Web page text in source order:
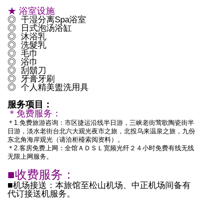
★ 浴室设施
◎ 干湿分离Spa浴室
◎ 日式泡汤浴缸
◎ 沐浴乳
◎ 洗髮乳
◎ 毛巾
◎ 浴巾
◎ 刮鬍刀
◎ 牙膏牙刷
◎ 个人精美盥洗用具
服务项目：
＊免费服务：
＊1.免费旅游咨询：市区捷运沿线半日游，三峡老街莺歌陶瓷街半
日游，淡水老街台北六大观光夜市之旅，北投乌来温泉之旅，九份
东北角海岸观光（请洽柜檯索阅资料）。
＊2.客房免费上网：全馆ＡＤＳＬ宽频光纤２４小时免费有线无线
无限上网服务。
■收费服务：
■机场接送：本旅馆至松山机场、中正机场间备有
代订接送机服务。